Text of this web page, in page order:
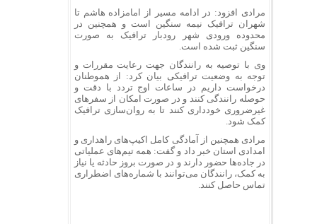
مرادی افزود: در ادامه مسیر از امامزاده هاشم تا
شهران ترافیک نیمه سنگین است و همچنین در
محدوده ورودی شهر رودبار ترافیک به صورت
سنگین ثبت شده است.
وی با توصیه به رانندگان جهت رعایت مقررات و
توجه به وضعیت ترافیکی بیان کرد: از هموطنان
درخواست داریم در ساعات اوج تردد با دقت و
حوصله رانندگی کنند و در صورت امکان از سفرهای
غیرضروری خودداری کنند تا به روان‌سازی ترافیک
کمک شود.
مرادی همچنین از آمادگی کامل اکیپ‌های راهداری و
امدادی استان خبر داد و گفت: همه تیم‌های عملیاتی
در جاده‌ها حضور دارند و در صورت بروز حادثه یا نیاز
به کمک، رانندگان می‌توانند با شماره‌های اضطراری
تماس حاصل کنند.